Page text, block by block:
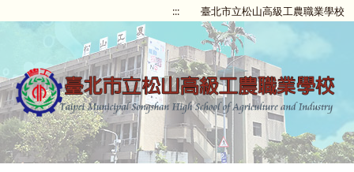
::: 臺北市立松山高級工農職業學校